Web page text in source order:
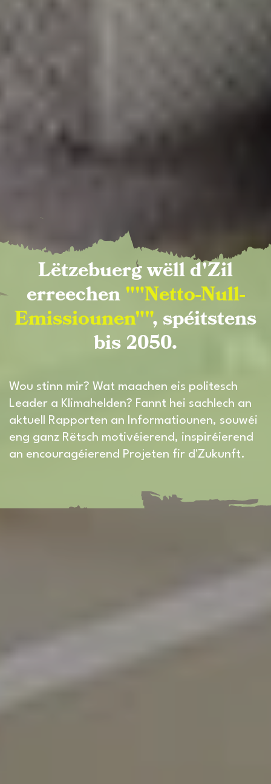
Lëtzebuerg wëll d'Zil
erreechen""Netto-Null-
Emissiounen"", spéitstens
bis 2050.
Wou stinn mir? Wat maachen eis politesch
Leader a Klimahelden? Fannt hei sachlech an
aktuell Rapporten an Informatiounen, souwéi
eng ganz Rëtsch motivéierend, inspiréierend
an encouragéierend Projeten fir d'Zukunft.